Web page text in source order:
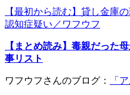
【最初から読む】貸し金庫
認知症疑い／ワフウフ
【まとめ読み】毒親だった
事リスト
ワフウフさんのブログ： 「